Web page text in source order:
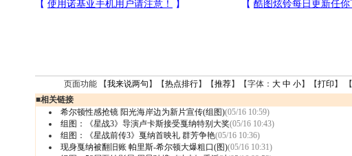
页面功能 【我来说两句 】【热点排行】【推荐】【字体： 大 中 小】【打印 】 【
■相关链接
希尔顿性感抢镜 阳光海岸边为新片宣传(组图)(05/16 10:59)
组图：《星战3》导演卢卡斯接受戛纳特别大奖(05/16 10:43)
组图：《星战前传3》戛纳首映礼 群芳争艳(05/16 10:36)
现身戛纳被翻旧账 帕里斯-希尔顿大爆粗口(图)(05/16 10:31)